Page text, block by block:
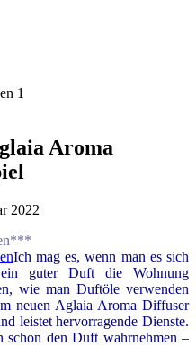
Aroma
2022
Ich mag es, wenn man es sich
guter Duft die Wohnung
wie man Duftöle verwenden
neuen Aglaia Aroma Diffuser
leistet hervorragende Dienste.
den Duft wahrnehmen –